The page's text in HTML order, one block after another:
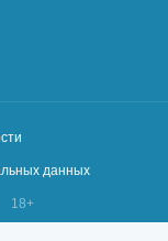
данных
18+